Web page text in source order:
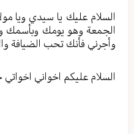
السلام عليك يا سيدي ويا
الجمعة وهو يومك وبأسمك
وأجرني فأنك تحب الضيافة
السلام عليكم اخواني اخواتي